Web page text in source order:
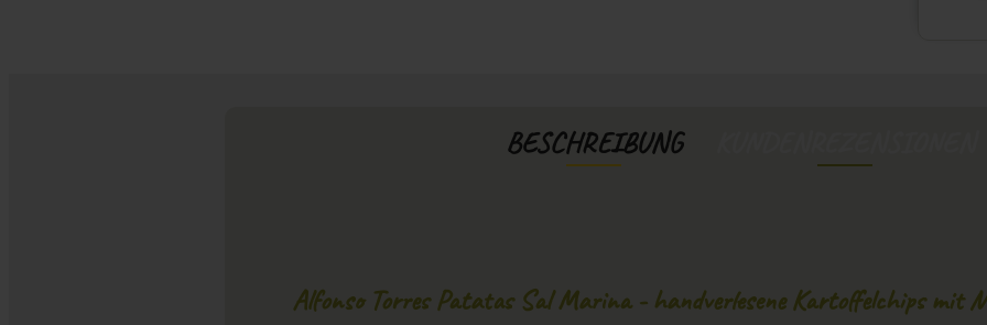
BESCHREIBUNG
Alfonso Torres Patatas Sal Marina - handverlesene Kartoffelchips mit